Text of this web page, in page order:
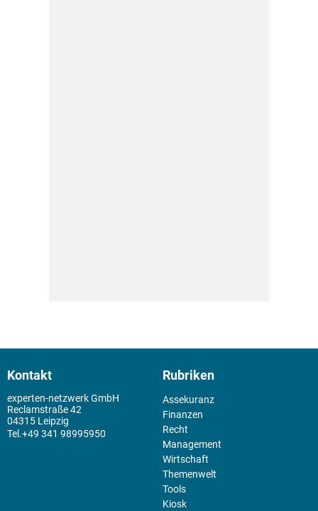
Kontakt
experten-netzwerk GmbH
Reclamstraße 42
04315 Leipzig
+49 341 98995950
Rubriken
Assekuranz
Finanzen
Recht
Management
Wirtschaft
Themenwelt
Tools
Kiosk